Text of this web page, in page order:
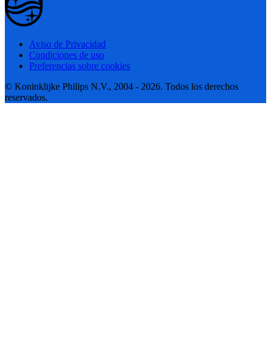
Aviso de Privacidad
Condiciones de uso
Preferencias sobre cookies
© Koninklijke Philips N.V., 2004 - 2026. Todos los derechos
reservados.